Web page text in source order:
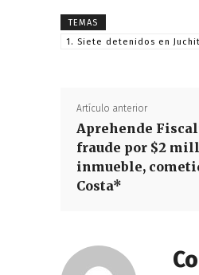
TEMAS
1. Siete detenidos en
Artículo anterior
Aprehende
fraude por $2
inmueble,
Costa*